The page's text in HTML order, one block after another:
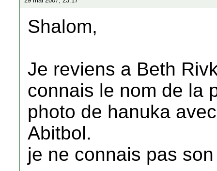
Shalom,
Je reviens a Beth
connais le nom de la
photo de hanuka
Abitbol.
je ne connais pas